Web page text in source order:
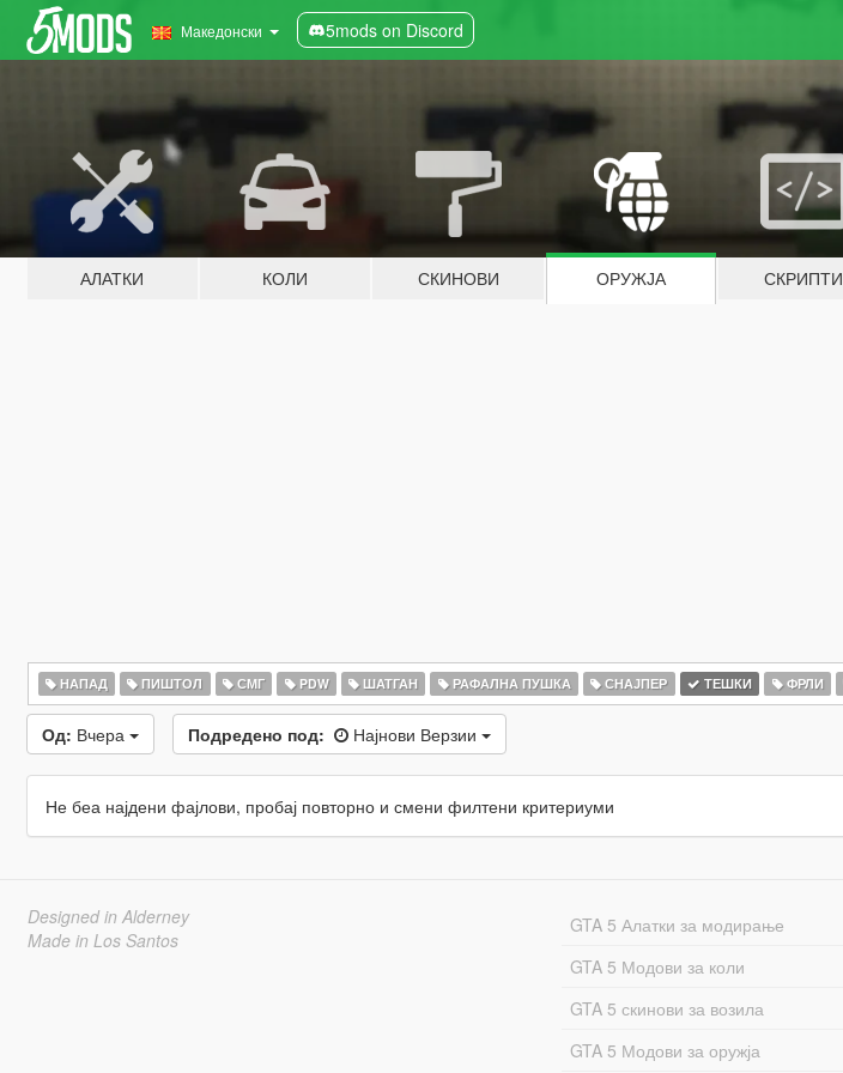
Македонски 5mods on Discord
АЛАТКИ КОЛИ СКИНОВИ ОРУЖЈА СКРИПТИ
НАПАД ПИШТОЛ СМГ PDW ШАТГАН РАФАЛНА ПУШКА СНАЈПЕР ТЕШКИ ФРЛИ
Од: Вчера Подредено под: Најнови Верзии
Не беа најдени фајлови, пробај повторно и смени филтени критериуми
Designed in Alderney
Made in Los Santos
GTA 5 Алатки за модирање
GTA 5 Модови за коли
GTA 5 скинови за возила
GTA 5 Модови за оружја